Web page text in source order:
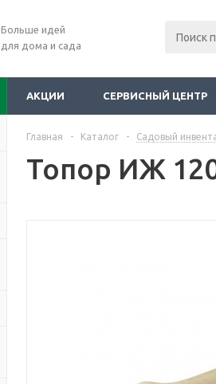
Больше идей
для дома и сада
АКЦИИ СЕРВИСНЫЙ ЦЕНТР
Главная - Каталог - Садовый
Топор ИЖ